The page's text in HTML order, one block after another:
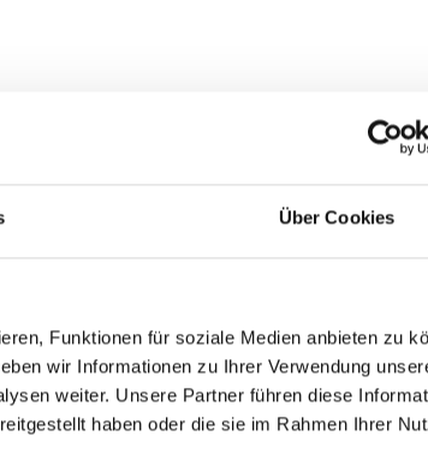
Über Cookies
Funktionen für soziale Medien anbieten zu
wir Informationen zu Ihrer Verwendung
weiter. Unsere Partner führen diese
haben oder die sie im Rahmen Ihrer